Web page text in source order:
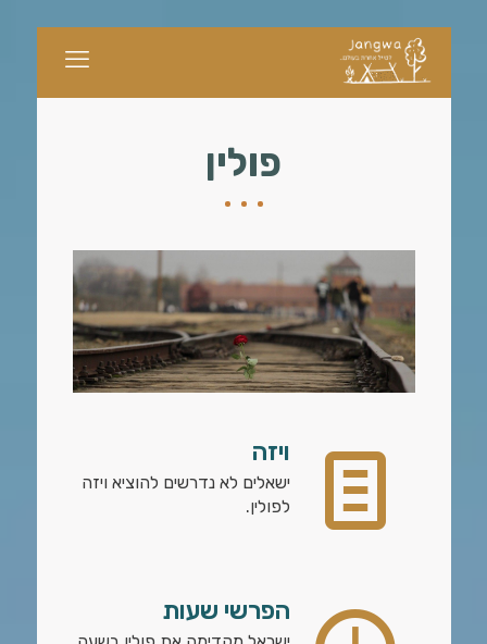
פולין
ויזה
ישאלים לא נדרשים להוציא ויזה
לפולין.
הפרשי שעות